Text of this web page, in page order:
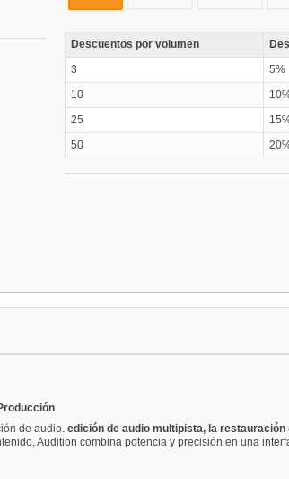
Descuentos por volumen
3
5%
10
25
50
de audio. edición de audio multipista, la
Audition combina potencia y precisión en una